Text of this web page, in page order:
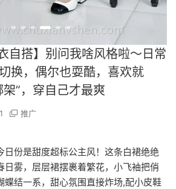
自搭】别问我啥风格啦～日常
换，偶尔也耍酷，喜欢就
”，穿自己才最爽
推广
日份是甜度超标公主风！这条白裙绝绝
日雾，层层裙摆裹着繁花，小飞袖把俏
蝶结一系，甜心氛围直接炸场,配小皮鞋